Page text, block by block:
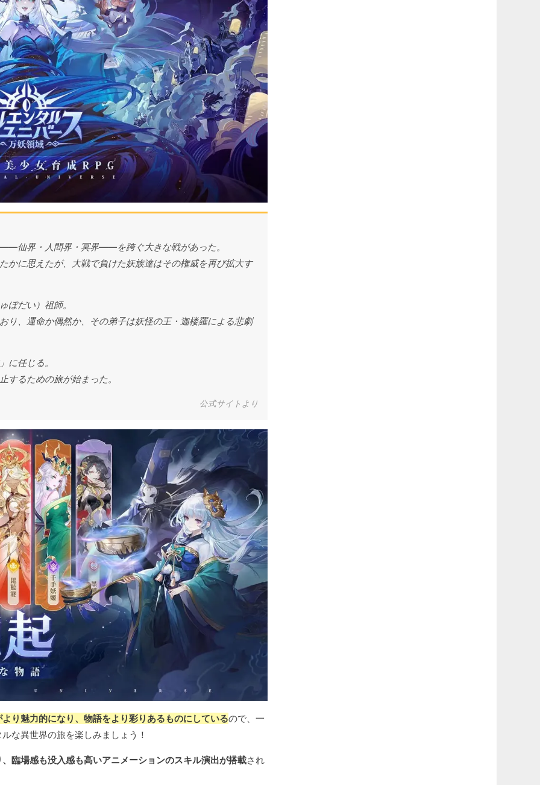
仙界・人間界・冥界――を跨ぐ大きな戦があった。
かに思えたが、大戦で負けた妖族達はその権威を再び拡大す
ぼだい）祖師。
り、運命か偶然か、その弟子は妖怪の王・迦楼羅による悲劇
に任じる。
するための旅が始まった。
公式サイトより
り魅力的になり、物語をより彩りあるものにしているので、一
な異世界の旅を楽しみましょう！
臨場感も没入感も高いアニメーションのスキル演出が搭載され